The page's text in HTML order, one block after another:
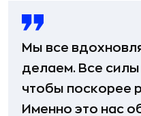
Мы все
делаем. Все
чтобы поскорее
Именно это нас